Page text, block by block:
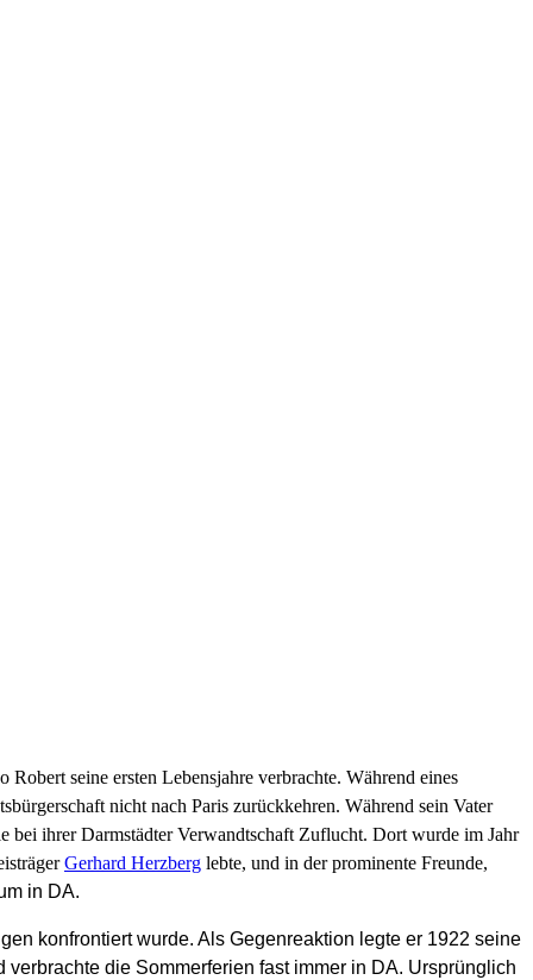
seine ersten Lebensjahre verbrachte. Während eines
nicht nach Paris zurückkehren. Während sein Vater
bei ihrer Darmstädter Verwandtschaft Zuflucht. Dort wurde im Jahr
Gerhard Herzberg lebte, und in der prominente Freunde,
in DA.
konfrontiert wurde. Als Gegenreaktion legte er 1922 seine
die Sommerferien fast immer in DA. Ursprünglich